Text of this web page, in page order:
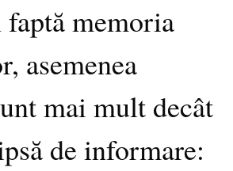
memoria
asemenea
mai mult decât
de informare: